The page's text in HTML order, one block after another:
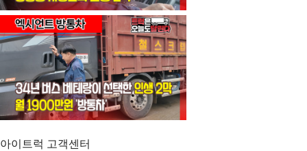
아이트럭 고객센터